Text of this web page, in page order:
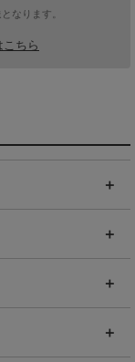
なります。
ちら